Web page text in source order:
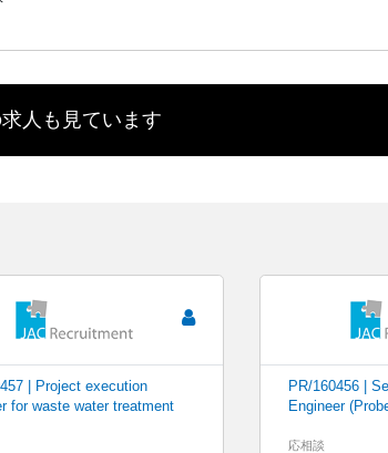
人も見ています
| Project execution
for waste water treatment
PR/160456 |
Engineer
応相談